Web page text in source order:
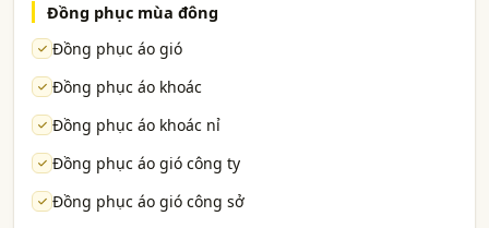
Đồng phục mùa đông
Đồng phục áo gió
Đồng phục áo khoác
Đồng phục áo khoác nỉ
Đồng phục áo gió công ty
Đồng phục áo gió công sở